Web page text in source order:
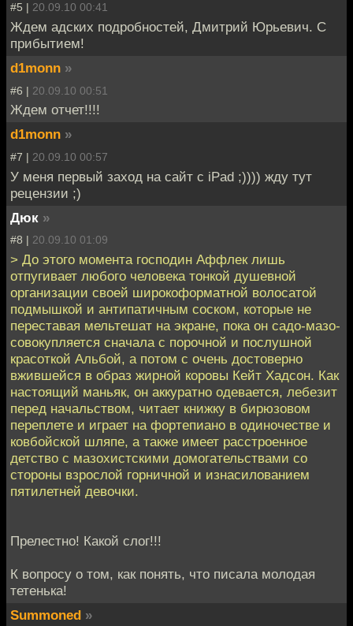
#5 | 20.09.10 00:41
Ждем адских подробностей, Дмитрий Юрьевич. С
прибытием!
d1monn »
#6 | 20.09.10 00:51
Ждем отчет!!!!
d1monn »
#7 | 20.09.10 00:57
У меня первый заход на сайт с iPad ;)))) жду тут
рецензии ;)
Дюк »
#8 | 20.09.10 01:09
> До этого момента господин Аффлек лишь
отпугивает любого человека тонкой душевной
организации своей широкоформатной волосатой
подмышкой и антипатичным соском, которые не
переставая мельтешат на экране, пока он садо-мазо-
совокупляется сначала с порочной и послушной
красоткой Альбой, а потом с очень достоверно
вжившейся в образ жирной коровы Кейт Хадсон. Как
настоящий маньяк, он аккуратно одевается, лебезит
перед начальством, читает книжку в бирюзовом
переплете и играет на фортепиано в одиночестве и
ковбойской шляпе, а также имеет расстроенное
детство с мазохистскими домогательствами со
стороны взрослой горничной и изнасилованием
пятилетней девочки.
Прелестно! Какой слог!!!
К вопросу о том, как понять, что писала молодая
тетенька!
Summoned »